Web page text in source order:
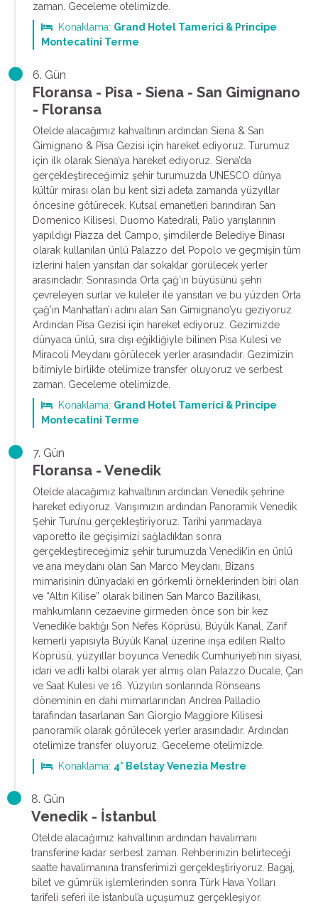
zaman. Geceleme otelimizde.
Konaklama: Grand Hotel Tamerici & Principe
Montecatini Terme
6. Gün
Floransa - Pisa - Siena - San Gimignano
- Floransa
Otelde alacağımız kahvaltının ardından Siena & San
Gimignano & Pisa Gezisi için hareket ediyoruz. Turumuz
için ilk olarak Siena’ya hareket ediyoruz. Siena’da
gerçekleştireceğimiz şehir turumuzda UNESCO dünya
kültür mirası olan bu kent sizi adeta zamanda yüzyıllar
öncesine götürecek. Kutsal emanetleri barındıran San
Domenico Kilisesi, Duomo Katedrali, Palio yarışlarının
yapıldığı Piazza del Campo, şimdilerde Belediye Binası
olarak kullanılan ünlü Palazzo del Popolo ve geçmişin tüm
izlerini halen yansıtan dar sokaklar görülecek yerler
arasındadır. Sonrasında Orta çağ’ın büyüsünü şehri
çevreleyen surlar ve kuleler ile yansıtan ve bu yüzden Orta
çağ’ın Manhattan’ı adını alan San Gimignano’yu geziyoruz.
Ardından Pisa Gezisi için hareket ediyoruz. Gezimizde
dünyaca ünlü, sıra dışı eğikliğiyle bilinen Pisa Kulesi ve
Miracoli Meydanı görülecek yerler arasındadır. Gezimizin
bitimiyle birlikte otelimize transfer oluyoruz ve serbest
zaman. Geceleme otelimizde.
Konaklama: Grand Hotel Tamerici & Principe
Montecatini Terme
7. Gün
Floransa - Venedik
Otelde alacağımız kahvaltının ardından Venedik şehrine
hareket ediyoruz. Varışımızın ardından Panoramik Venedik
Şehir Turu’nu gerçekleştiriyoruz. Tarihi yarımadaya
vaporetto ile geçişimizi sağladıktan sonra
gerçekleştireceğimiz şehir turumuzda Venedik’in en ünlü
ve ana meydanı olan San Marco Meydanı, Bizans
mimarisinin dünyadaki en görkemli örneklerinden biri olan
ve “Altın Kilise” olarak bilinen San Marco Bazilikası,
mahkumların cezaevine girmeden önce son bir kez
Venedik’e baktığı Son Nefes Köprüsü, Büyük Kanal, Zarif
kemerli yapısıyla Büyük Kanal üzerine inşa edilen Rialto
Köprüsü, yüzyıllar boyunca Venedik Cumhuriyeti’nin siyasi,
idari ve adli kalbi olarak yer almış olan Palazzo Ducale, Çan
ve Saat Kulesi ve 16. Yüzyılın sonlarında Rönseans
döneminin en dahi mimarlarından Andrea Palladio
tarafından tasarlanan San Giorgio Maggiore Kilisesi
panoramik olarak görülecek yerler arasındadır. Ardından
otelimize transfer oluyoruz. Geceleme otelimizde.
Konaklama: 4* Belstay Venezia Mestre
8. Gün
Venedik - İstanbul
Otelde alacağımız kahvaltının ardından havalimanı
transferine kadar serbest zaman. Rehberinizin belirteceği
saatte havalimanına transferimizi gerçekleştiriyoruz. Bagaj,
bilet ve gümrük işlemlerinden sonra Türk Hava Yolları
tarifeli seferi ile İstanbul’a uçuşumuz gerçekleşiyor.